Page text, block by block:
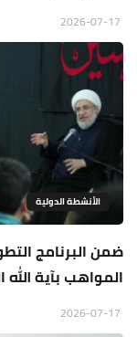
الأنشطة الدولية
ضمن البرنامج
المواهب بآية